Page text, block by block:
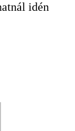
idén